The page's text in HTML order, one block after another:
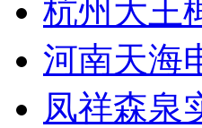
杭州大王
河南天海
凤祥森泉